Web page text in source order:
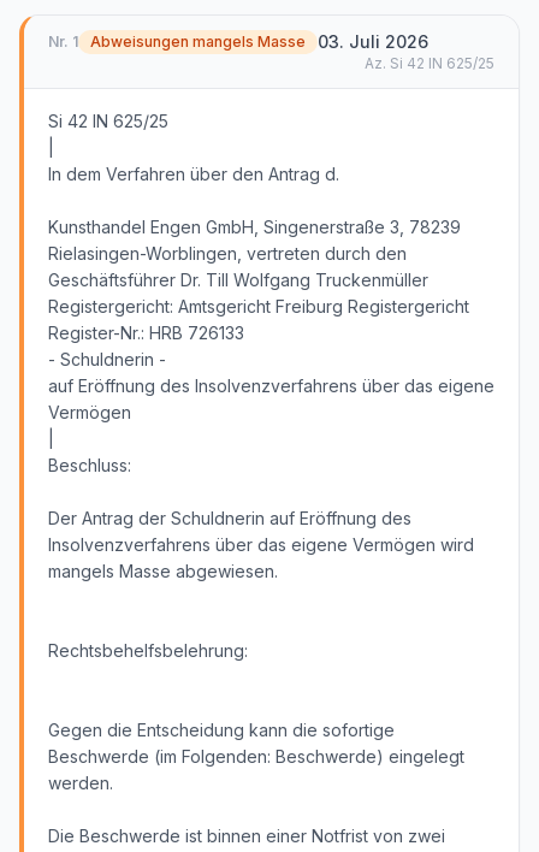
Nr. 1 Abweisungen mangels Masse 03. Juli 2026
Az. Si 42 IN 625/25
Si 42 IN 625/25
In dem Verfahren über den Antrag d.
Kunsthandel Engen GmbH, Singenerstraße 3, 78239
Rielasingen-Worblingen, vertreten durch den
Geschäftsführer Dr. Till Wolfgang Truckenmüller
Registergericht: Amtsgericht Freiburg Registergericht
Register-Nr.: HRB 726133
- Schuldnerin -
auf Eröffnung des Insolvenzverfahrens über das eigene
Vermögen
Beschluss:
Der Antrag der Schuldnerin auf Eröffnung des
Insolvenzverfahrens über das eigene Vermögen wird
mangels Masse abgewiesen.
Rechtsbehelfsbelehrung:
Gegen die Entscheidung kann die sofortige
Beschwerde (im Folgenden: Beschwerde) eingelegt
werden.
Die Beschwerde ist binnen einer Notfrist von zwei